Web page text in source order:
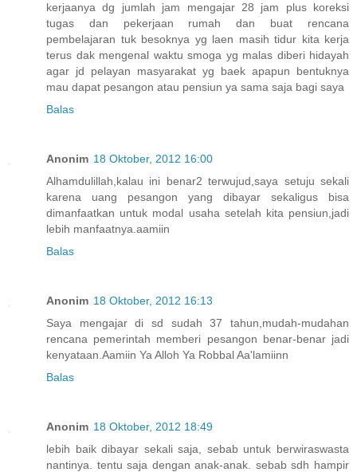
kerjaanya dg jumlah jam mengajar 28 jam plus koreksi
tugas dan pekerjaan rumah dan buat rencana
pembelajaran tuk besoknya yg laen masih tidur kita kerja
terus dak mengenal waktu smoga yg malas diberi hidayah
agar jd pelayan masyarakat yg baek apapun bentuknya
mau dapat pesangon atau pensiun ya sama saja bagi saya
Balas
Anonim 18 Oktober, 2012 16:00
Alhamdulillah,kalau ini benar2 terwujud,saya setuju sekali
karena uang pesangon yang dibayar sekaligus bisa
dimanfaatkan untuk modal usaha setelah kita pensiun,jadi
lebih manfaatnya.aamiin
Balas
Anonim 18 Oktober, 2012 16:13
Saya mengajar di sd sudah 37 tahun,mudah-mudahan
rencana pemerintah memberi pesangon benar-benar jadi
kenyataan.Aamiin Ya Alloh Ya Robbal Aa'lamiinn
Balas
Anonim 18 Oktober, 2012 18:49
lebih baik dibayar sekali saja, sebab untuk berwiraswasta
nantinya. tentu saja dengan anak-anak. sebab sdh hampir